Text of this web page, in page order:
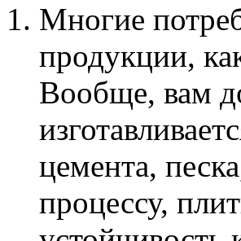
Многие
продукции,
Вообще, вам
цемента,
процессу,